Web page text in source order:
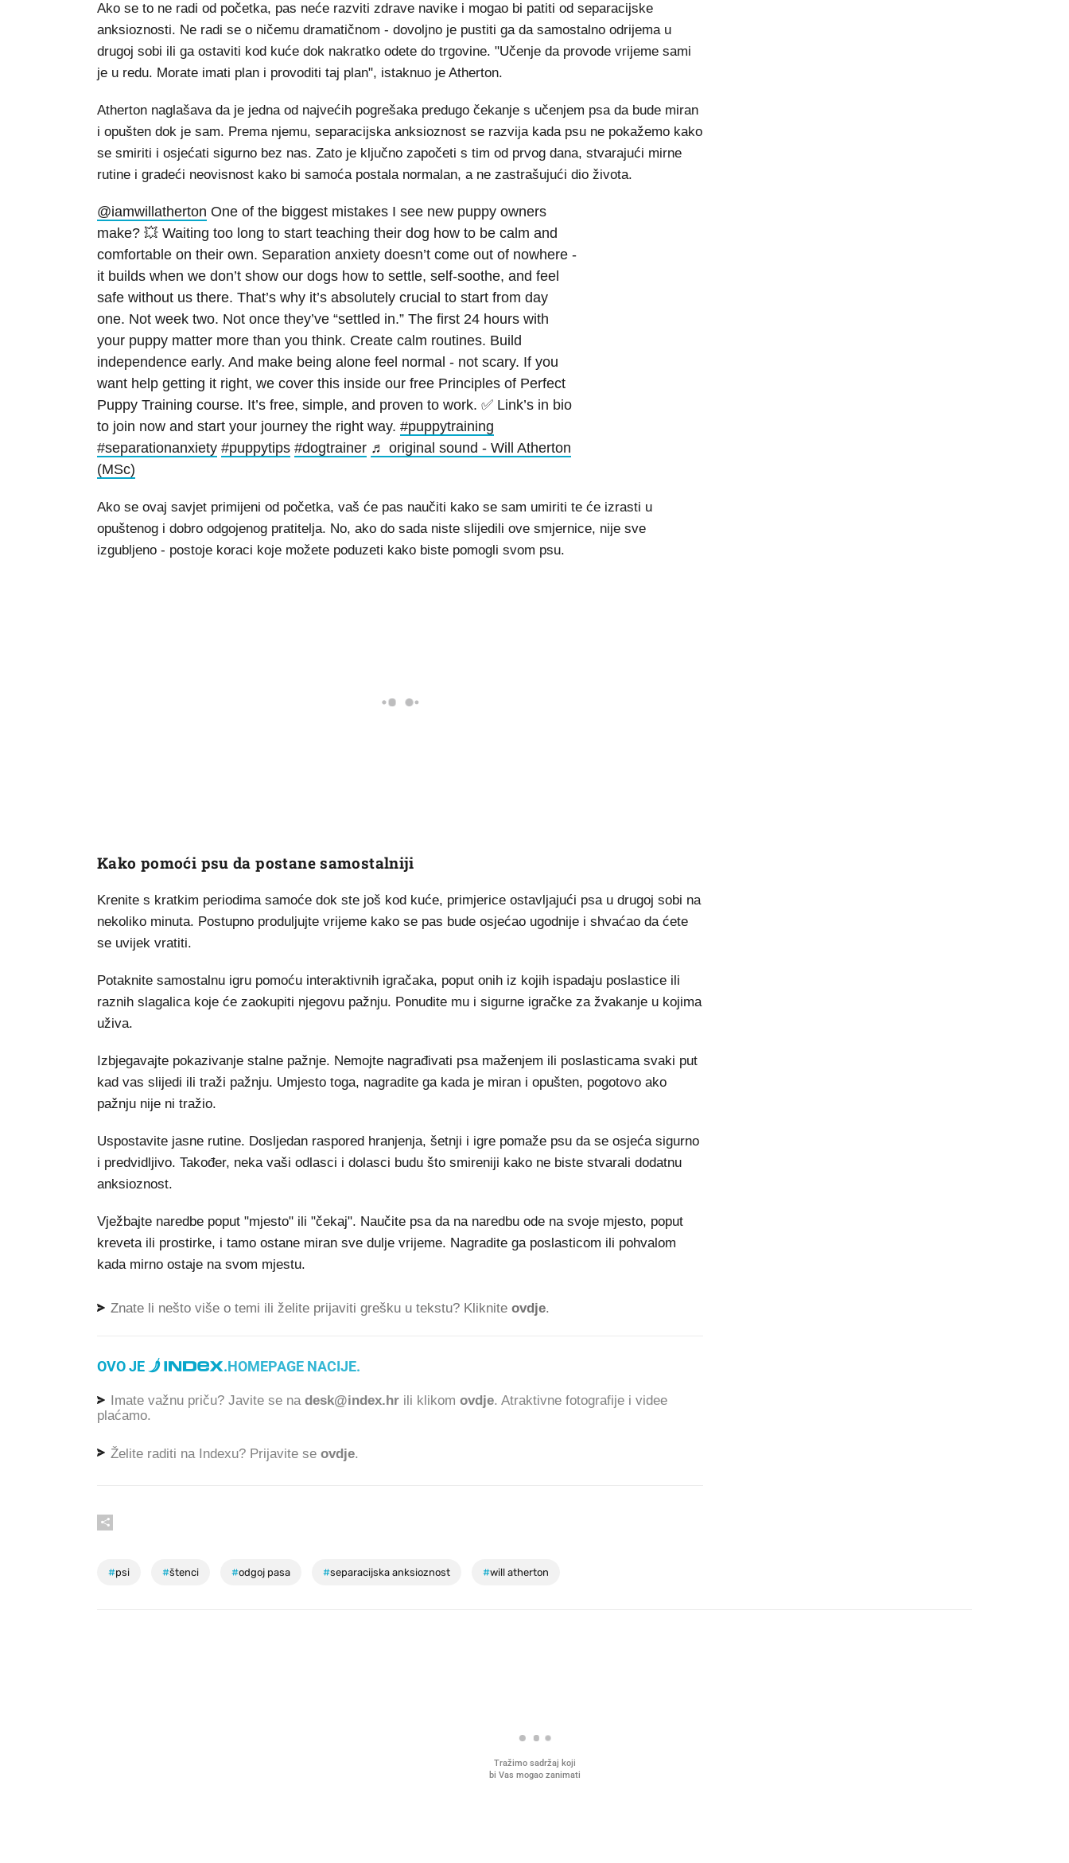
Ako se to ne radi od početka, pas neće razviti zdrave navike i mogao bi patiti od separacijske
anksioznosti. Ne radi se o ničemu dramatičnom - dovoljno je pustiti ga da samostalno odrijema u
drugoj sobi ili ga ostaviti kod kuće dok nakratko odete do trgovine. "Učenje da provode vrijeme sami
je u redu. Morate imati plan i provoditi taj plan", istaknuo je Atherton.
Atherton naglašava da je jedna od najvećih pogrešaka predugo čekanje s učenjem psa da bude miran
i opušten dok je sam. Prema njemu, separacijska anksioznost se razvija kada psu ne pokažemo kako
se smiriti i osjećati sigurno bez nas. Zato je ključno započeti s tim od prvog dana, stvarajući mirne
rutine i gradeći neovisnost kako bi samoća postala normalan, a ne zastrašujući dio života.
@iamwillatherton One of the biggest mistakes I see new puppy owners
make? 💥 Waiting too long to start teaching their dog how to be calm and
comfortable on their own. Separation anxiety doesn’t come out of nowhere -
it builds when we don’t show our dogs how to settle, self-soothe, and feel
safe without us there. That’s why it’s absolutely crucial to start from day
one. Not week two. Not once they’ve “settled in.” The first 24 hours with
your puppy matter more than you think. Create calm routines. Build
independence early. And make being alone feel normal - not scary. If you
want help getting it right, we cover this inside our free Principles of Perfect
Puppy Training course. It’s free, simple, and proven to work. ✅ Link’s in bio
to join now and start your journey the right way. #puppytraining
#separationanxiety #puppytips #dogtrainer ♬ original sound - Will Atherton
(MSc)
Ako se ovaj savjet primijeni od početka, vaš će pas naučiti kako se sam umiriti te će izrasti u
opuštenog i dobro odgojenog pratitelja. No, ako do sada niste slijedili ove smjernice, nije sve
izgubljeno - postoje koraci koje možete poduzeti kako biste pomogli svom psu.
Kako pomoći psu da postane samostalniji
Krenite s kratkim periodima samoće dok ste još kod kuće, primjerice ostavljajući psa u drugoj sobi na
nekoliko minuta. Postupno produljujte vrijeme kako se pas bude osjećao ugodnije i shvaćao da ćete
se uvijek vratiti.
Potaknite samostalnu igru pomoću interaktivnih igračaka, poput onih iz kojih ispadaju poslastice ili
raznih slagalica koje će zaokupiti njegovu pažnju. Ponudite mu i sigurne igračke za žvakanje u kojima
uživa.
Izbjegavajte pokazivanje stalne pažnje. Nemojte nagrađivati psa maženjem ili poslasticama svaki put
kad vas slijedi ili traži pažnju. Umjesto toga, nagradite ga kada je miran i opušten, pogotovo ako
pažnju nije ni tražio.
Uspostavite jasne rutine. Dosljedan raspored hranjenja, šetnji i igre pomaže psu da se osjeća sigurno
i predvidljivo. Također, neka vaši odlasci i dolasci budu što smireniji kako ne biste stvarali dodatnu
anksioznost.
Vježbajte naredbe poput "mjesto" ili "čekaj". Naučite psa da na naredbu ode na svoje mjesto, poput
kreveta ili prostirke, i tamo ostane miran sve dulje vrijeme. Nagradite ga poslasticom ili pohvalom
kada mirno ostaje na svom mjestu.
Znate li nešto više o temi ili želite prijaviti grešku u tekstu? Kliknite ovdje.
OVO JE .HOMEPAGE NACIJE.
Imate važnu priču? Javite se na desk@index.hr ili klikom ovdje. Atraktivne fotografije i videe
plaćamo.
Želite raditi na Indexu? Prijavite se ovdje.
#psi #štenci #odgoj pasa #separacijska anksioznost #will atherton
Tražimo sadržaj koji
bi Vas mogao zanimati